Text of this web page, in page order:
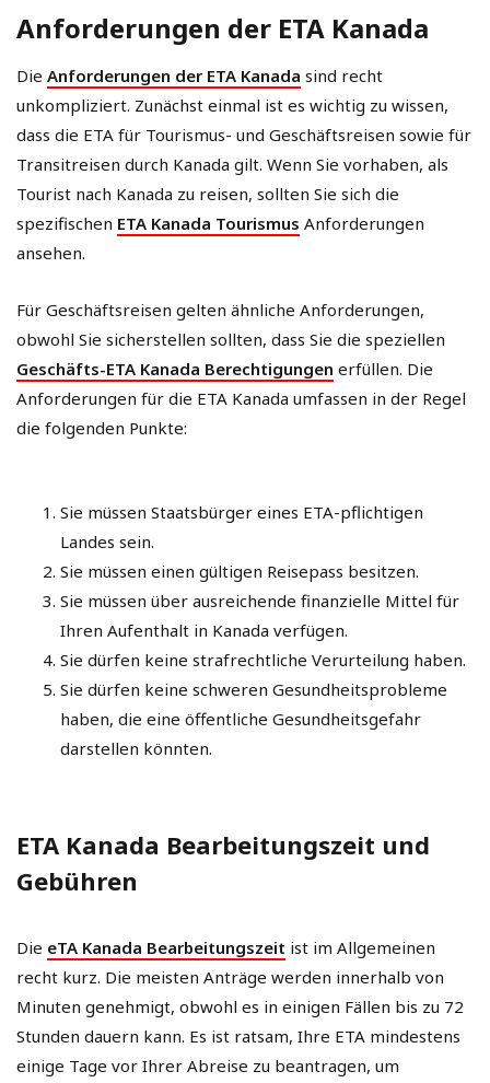
Anforderungen der ETA Kanada
Die Anforderungen der ETA Kanada sind recht
unkompliziert. Zunächst einmal ist es wichtig zu wissen,
dass die ETA für Tourismus- und Geschäftsreisen sowie für
Transitreisen durch Kanada gilt. Wenn Sie vorhaben, als
Tourist nach Kanada zu reisen, sollten Sie sich die
spezifischen ETA Kanada Tourismus Anforderungen
ansehen.
Für Geschäftsreisen gelten ähnliche Anforderungen,
obwohl Sie sicherstellen sollten, dass Sie die speziellen
Geschäfts-ETA Kanada Berechtigungen erfüllen. Die
Anforderungen für die ETA Kanada umfassen in der Regel
die folgenden Punkte:
Sie müssen Staatsbürger eines ETA-pflichtigen
Landes sein.
Sie müssen einen gültigen Reisepass besitzen.
Sie müssen über ausreichende finanzielle Mittel für
Ihren Aufenthalt in Kanada verfügen.
Sie dürfen keine strafrechtliche Verurteilung haben.
Sie dürfen keine schweren Gesundheitsprobleme
haben, die eine öffentliche Gesundheitsgefahr
darstellen könnten.
ETA Kanada Bearbeitungszeit und
Gebühren
Die eTA Kanada Bearbeitungszeit ist im Allgemeinen
recht kurz. Die meisten Anträge werden innerhalb von
Minuten genehmigt, obwohl es in einigen Fällen bis zu 72
Stunden dauern kann. Es ist ratsam, Ihre ETA mindestens
einige Tage vor Ihrer Abreise zu beantragen, um